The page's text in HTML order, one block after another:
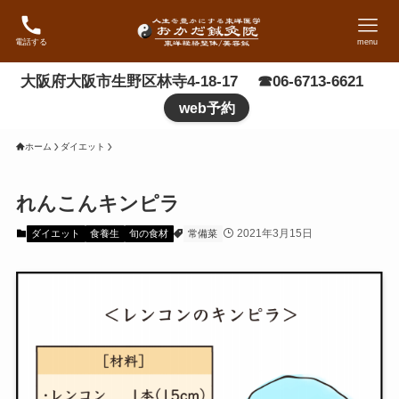
電話する menu
大阪府大阪市生野区林寺4-18-17 ☎06-6713-6621
web予約
ホーム ダイエット
れんこんキンピラ
ダイエット 食養生 旬の食材 常備菜 2021年3月15日